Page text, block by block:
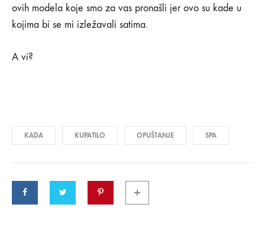
KOJIMA
OSTALI
ovih modela koje smo za vas pronašli jer ovo su kade u
kojima bi se mi izležavali satima.
A vi?
KADA KUPATILO OPUŠTANJE SPA